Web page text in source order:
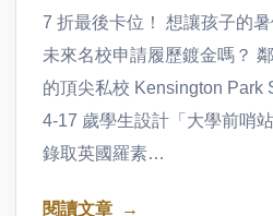
7 折最後卡位！ 想讓孩子的
未來名校申請履歷鍍金嗎？
的頂尖私校 Kensington Park
4-17 歲學生設計「大學前哨
錄取英國羅素…
閱讀文章